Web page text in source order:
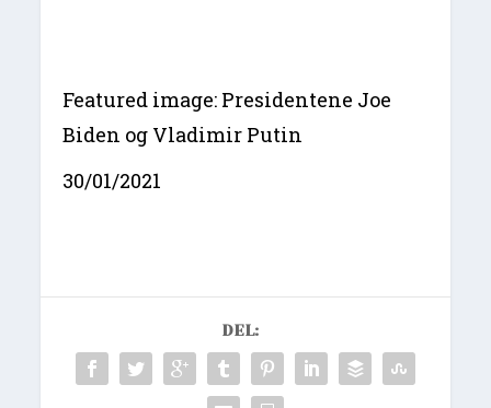
Featured image: Presidentene Joe
Biden og Vladimir Putin
30/01/2021
DEL: